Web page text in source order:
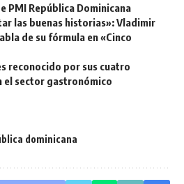
PMI República Dominicana
las buenas historias»: Vladimir
de su fórmula en «Cinco
reconocido por sus cuatro
el sector gastronómico
dominicana